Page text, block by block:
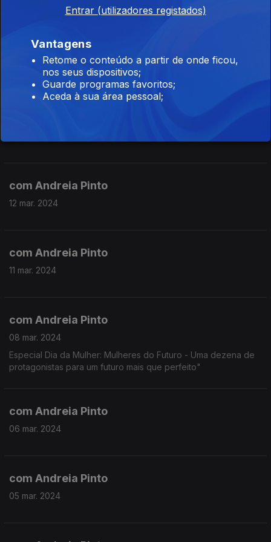
com Andreia Pinto
14 mar. 2024
com Andreia Pinto
12 mar. 2024
com Andreia Pinto
11 mar. 2024
com Andreia Pinto
08 mar. 2024
Especial Dia da Mulher: Mulheres do Futuro - Uma dezena de
protagonistas para um futuro mais que perfeito"
com Andreia Pinto
06 mar. 2024
com Andreia Pinto
05 mar. 2024
Entrar (utilizadores registados)
Vantagens
Retome o conteúdo a partir de onde ficou,
nos seus dispositivos;
Guarde programas favoritos;
Aceda à sua área pessoal;